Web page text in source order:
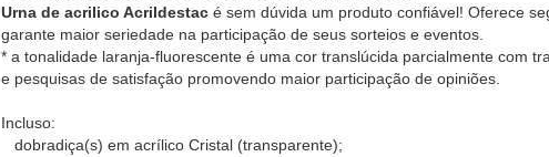
Urna de acrilico Acrildestac é sem dúvida um produto confiável! Oferece
garante maior seriedade na participação de seus sorteios e eventos.
* a tonalidade laranja-fluorescente é uma cor translúcida parcialmente com
e pesquisas de satisfação promovendo maior participação de opiniões.
Incluso:
dobradiça(s) em acrílico Cristal (transparente);